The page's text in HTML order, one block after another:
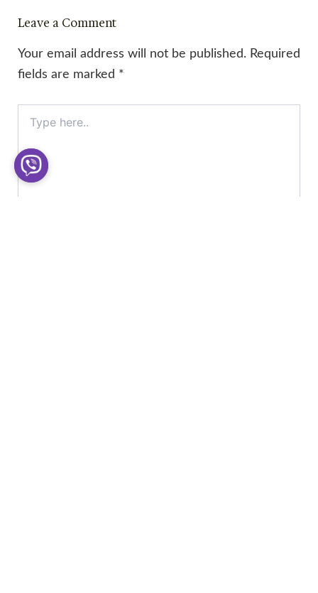
Leave a Comment
Your email address will not be published. Required
fields are marked *
here..